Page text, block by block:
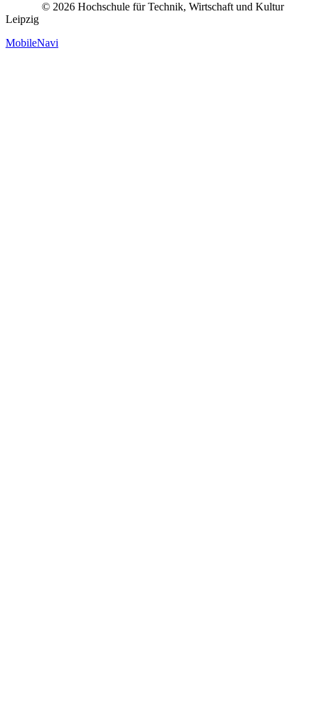
© 2026 Hochschule für Technik, Wirtschaft und Kultur
Leipzig
MobileNavi